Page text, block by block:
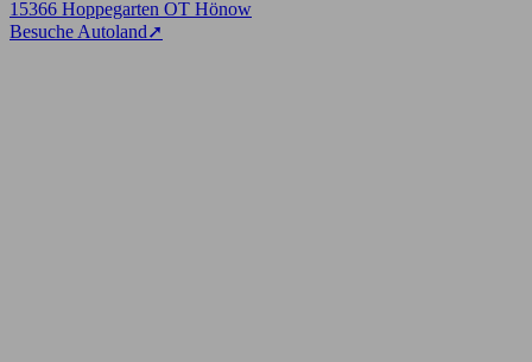
15366 Hoppegarten OT Hönow
Besuche Autoland➚